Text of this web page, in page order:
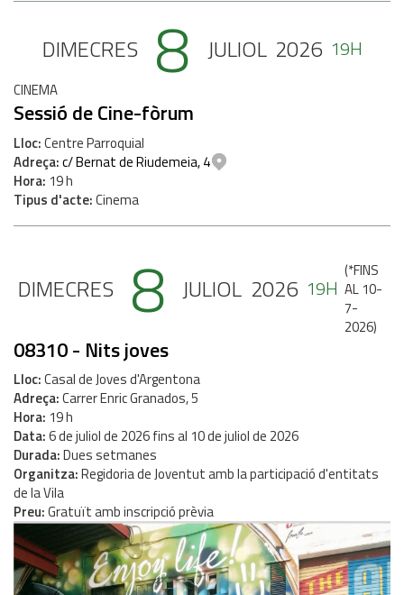
DIMECRES 8 JULIOL 2026 19H
CINEMA
Sessió de Cine-fòrum
Lloc Centre Parroquial
Adreça c/ Bernat de Riudemeia, 4
Hora 19 h
Tipus d'acte Cinema
DIMECRES 8 JULIOL 2026 19H
(*FINS
AL 10-
7-
2026)
08310 - Nits joves
Lloc Casal de Joves d'Argentona
Adreça Carrer Enric Granados, 5
Hora 19 h
Data 6dejuliolde 2026fins al 10dejuliolde 2026
Durada Dues setmanes
Organitza Regidoria de Joventut amb la participació d'entitats
de la Vila
Preu Gratuït amb inscripció prèvia